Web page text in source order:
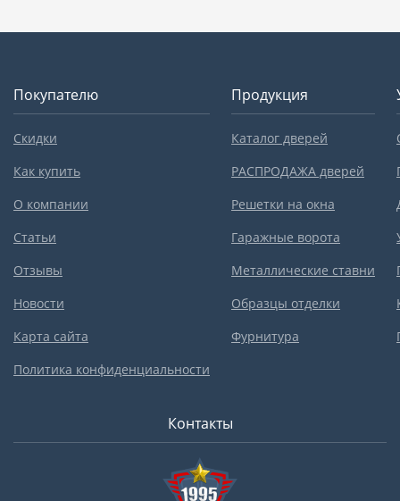
Покупателю
Скидки
Как купить
О компании
Статьи
Отзывы
Новости
Карта сайта
Политика конфиденциальности
Продукция
Каталог дверей
РАСПРОДАЖА дверей
Решетки на окна
Гаражные ворота
Металлические ставни
Образцы отделки
Фурнитура
Контакты